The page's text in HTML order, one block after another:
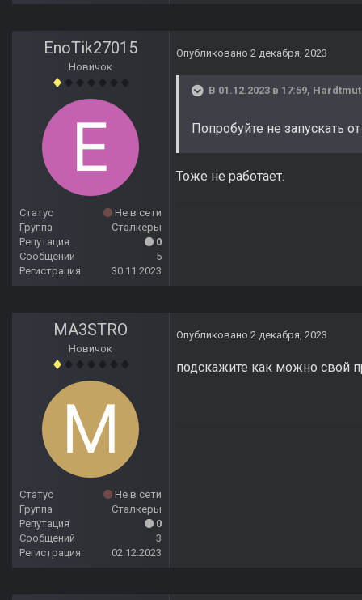
EnoTik27015
Новичок
Статус
Не в сети
Группа
Сталкеры
Репутация
0
Сообщений
5
Регистрация
30.11.2023
Опубликовано 2 декабря, 2023
В 01.12.2023 в 17:59,
Попробуйте не запускать
Тоже не работает.
MA3STRO
Новичок
Статус
Не в сети
Группа
Сталкеры
Репутация
0
Сообщений
3
Регистрация
02.12.2023
Опубликовано 2 декабря, 2023
подскажите как можно свой